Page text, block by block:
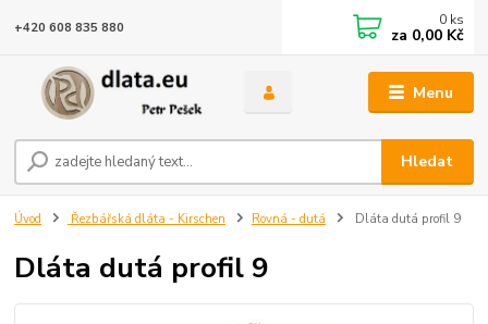
Menu
Hledat
+420 608 835 880 0 ks
za 0,00 Kč
Úvod Řezbářská dláta - Kirschen Rovná - dutá Dláta dutá profil 9
Dláta dutá profil 9